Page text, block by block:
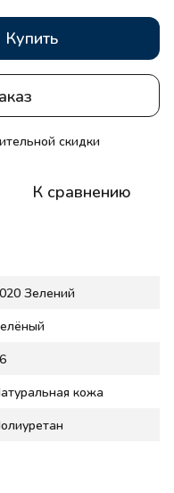
Купить
скидки
К сравнению
Зелений
кожа